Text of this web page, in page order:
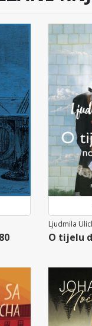
Ljudmila
O tijelu